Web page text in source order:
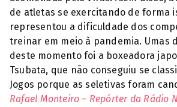
de atletas se exercitando de forma
representou a dificuldade dos
treinar em meio à pandemia. Umas
deste momento foi a boxeadora
Tsubata, que não conseguiu se
Jogos porque as seletivas foram
Rafael Monteiro – Repórter da Rádio